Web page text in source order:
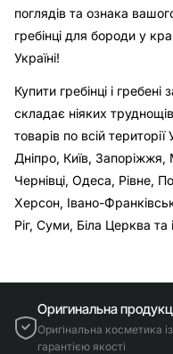
поглядів та ознака
гребінці для бороди у
Україні!
Купити гребінці і
складає ніяких
товарів по всій
Дніпро, Київ,
Чернівці, Одеса, Рівне,
Херсон, Івано-
Ріг, Суми, Біла Церква та
Оригинальна
Оригінальна косметика із
гарантією якості